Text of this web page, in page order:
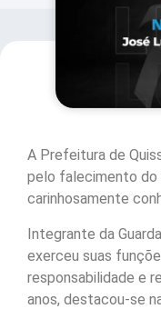
A Prefeitura de
pelo falecimento do
carinhosamente
Integrante da
exerceu suas
responsabilidade e
anos, destacou-se